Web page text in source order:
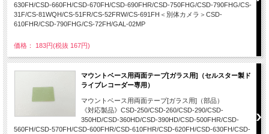
630FH/CSD-660FH/CSD-670FH/CSD-690FHR/CSD-750FHG/CSD-790FHG/CS-
31F/CS-81WQH/CS-51FR/CS-52FRW/CS-691FH＜別体カメラ＞CSD-
610FHR/CSD-790FHG/CS-72FH/GAL-02MP
価格： 183円(税抜 167円)
マウントベース用両面テープ[ガラス用]（セルスター製ド
ライブレコーダー専用）
マウントベース用両面テープ[ガラス用]（部品）
《対応製品》CSD-250/CSD-260/CSD-290/CSD-
350HD/CSD-360HD/CSD-390HD/CSD-500FHR/CSD-
560FH/CSD-570FH/CSD-600FHR/CSD-610FHR/CSD-620FH/CSD-630FH/CSD-